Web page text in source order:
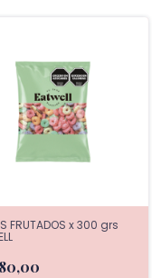
FRUTADOS x 300 grs